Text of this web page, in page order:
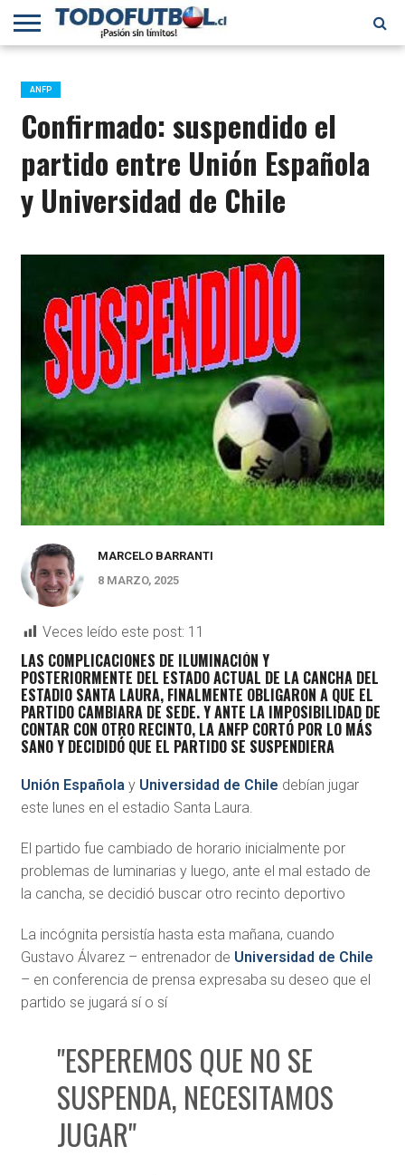
PRIMERA
B
SELECCIÓN
CHILENA
CHILENOS
EN EL
MUNDO
FÚTBOL
INTERNACIONAL
ANFP
Confirmado: suspendido el
partido entre Unión Española
y Universidad de Chile
MARCELO BARRANTI
8 MARZO, 2025
Veces leído este post: 11
LAS COMPLICACIONES DE ILUMINACIÓN Y
POSTERIORMENTE DEL ESTADO ACTUAL DE LA CANCHA DEL
ESTADIO SANTA LAURA, FINALMENTE OBLIGARON A QUE EL
PARTIDO CAMBIARA DE SEDE. Y ANTE LA IMPOSIBILIDAD DE
CONTAR CON OTRO RECINTO, LA ANFP CORTÓ POR LO MÁS
SANO Y DECIDIDÓ QUE EL PARTIDO SE SUSPENDIERA
Unión Españolay Universidad de Chile debían jugar
este lunes en el estadio Santa Laura.
El partido fue cambiado de horario inicialmente por
problemas de luminarias y luego, ante el mal estado de
la cancha, se decidió buscar otro recinto deportivo
La incógnita persistía hasta esta mañana, cuando
Gustavo Álvarez – entrenador de Universidad de Chile
– en conferencia de prensa expresaba su deseo que el
partido se jugará sí o sí
"ESPEREMOS QUE NO SE
SUSPENDA, NECESITAMOS
JUGAR"